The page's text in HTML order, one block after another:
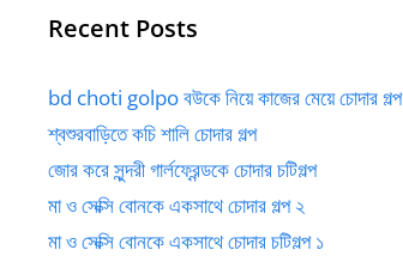
Recent Posts
bd choti golpo বউকে নিয়ে কাজের মেয়ে চোদার গল্প
শ্বশুরবাড়িতে কচি শালি চোদার গল্প
জোর করে সুন্দরী গার্লফ্রেন্ডকে চোদার চটিগল্প
মা ও সেক্সি বোনকে একসাথে চোদার গল্প ২
মা ও সেক্সি বোনকে একসাথে চোদার চটিগল্প ১